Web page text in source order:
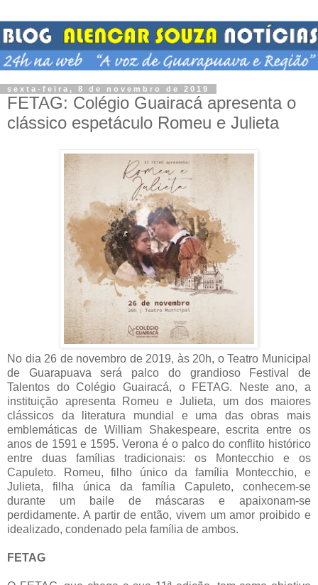
sexta-feira, 8 de novembro de 2019
FETAG: Colégio Guairacá apresenta o
clássico espetáculo Romeu e Julieta
No dia 26 de novembro de 2019, às 20h, o Teatro Municipal
de Guarapuava será palco do grandioso Festival de
Talentos do Colégio Guairacá, o FETAG. Neste ano, a
instituição apresenta Romeu e Julieta, um dos maiores
clássicos da literatura mundial e uma das obras mais
emblemáticas de William Shakespeare, escrita entre os
anos de 1591 e 1595. Verona é o palco do conflito histórico
entre duas famílias tradicionais: os Montecchio e os
Capuleto. Romeu, filho único da família Montecchio, e
Julieta, filha única da família Capuleto, conhecem-se
durante um baile de máscaras e apaixonam-se
perdidamente. A partir de então, vivem um amor proibido e
idealizado, condenado pela família de ambos.
FETAG